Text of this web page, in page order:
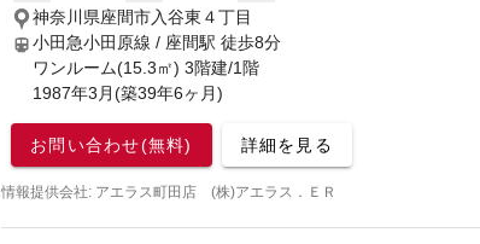
神奈川県座間市入谷東４丁目
小田急小田原線 / 座間駅 徒歩8分
ワンルーム(15.3㎡) 3階建/1階
1987年3月(築39年6ヶ月)
お問い合わせ(無料) 詳細を見る
情報提供会社: アエラス町田店 (株)アエラス．ＥＲ